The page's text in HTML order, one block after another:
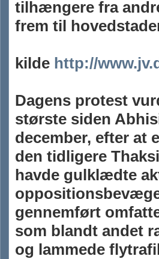
tilhængere fra
frem til
kilde http://
Dagens protest
største siden
december, efter at
den tidligere
havde gulklædte
gennemført
som blandt andet
og lammede